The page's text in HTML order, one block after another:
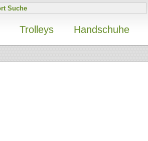
Trolleys Handschuhe